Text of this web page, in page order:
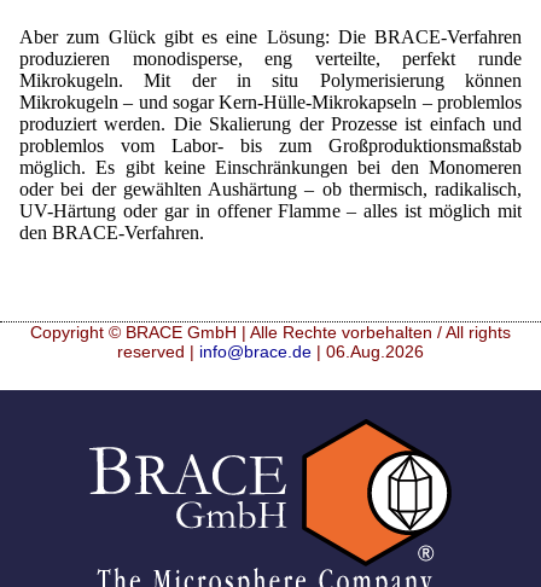
Sehr kleine Kapseln
Staubreduktion
Tabak
Tierernährung
Vitamine
Aber zum Glück gibt es eine Lösung: Die BRACE-Verfahren
produzieren monodisperse, eng verteilte, perfekt runde
Mikrokugeln. Mit der in situ Polymerisierung können
Mikrokugeln – und sogar Kern-Hülle-Mikrokapseln – problemlos
produziert werden. Die Skalierung der Prozesse ist einfach und
problemlos vom Labor- bis zum Großproduktionsmaßstab
möglich. Es gibt keine Einschränkungen bei den Monomeren
oder bei der gewählten Aushärtung – ob thermisch, radikalisch,
UV-Härtung oder gar in offener Flamme – alles ist möglich mit
den BRACE-Verfahren.
Copyright © BRACE GmbH | Alle Rechte vorbehalten / All rights
reserved | info@brace.de | 06.Aug.2026